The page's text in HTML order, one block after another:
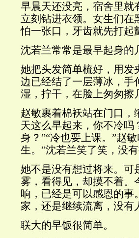
早晨天还没亮，宿舍里就
立刻钻进衣领。女生们
怕一张口，牙齿就先打起
沈若兰常常是最早起身的
她把头发简单梳好，用发
边已经结了一层薄冰，手
湿，拧干，在脸上匆匆擦
赵敏裹着棉袄站在门口，
天这么早起来，你不冷吗
身？”“冷也要上课。”赵
生。”沈若兰笑了笑，没有
她不是没有想过将来。可
雾，看得见，却摸不着。
响，已经是可以感恩的事
家，还是继续流离，没有
联大的早饭很简单。